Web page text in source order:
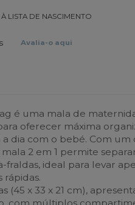
LISTA DE NASCIMENTO
Avalia-o aqui
é uma mala de
oferecer máxima
dia com o bebé. Com um
2 em 1 permite
ideal para levar
rápidas.
(45 x 33 x 21 cm),